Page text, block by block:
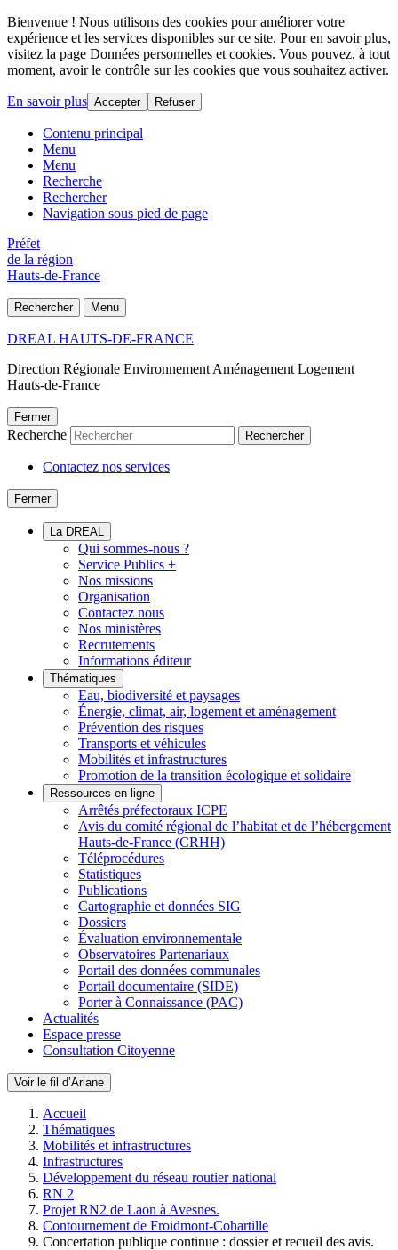
Bienvenue ! Nous utilisons des cookies pour améliorer votre
expérience et les services disponibles sur ce site. Pour en savoir plus,
visitez la page Données personnelles et cookies. Vous pouvez, à tout
moment, avoir le contrôle sur les cookies que vous souhaitez activer.
En savoir plus Accepter Refuser
Contenu principal
Menu
Menu
Recherche
Rechercher
Navigation sous pied de page
Préfet
de la région
Hauts-de-France
Rechercher Menu
DREAL HAUTS-DE-FRANCE
Direction Régionale Environnement Aménagement Logement
Hauts-de-France
Fermer
Recherche Rechercher
Contactez nos services
Fermer
La DREAL
Qui sommes-nous ?
Service Publics +
Nos missions
Organisation
Contactez nous
Nos ministères
Recrutements
Informations éditeur
Thématiques
Eau, biodiversité et paysages
Énergie, climat, air, logement et aménagement
Prévention des risques
Transports et véhicules
Mobilités et infrastructures
Promotion de la transition écologique et solidaire
Ressources en ligne
Arrêtés préfectoraux ICPE
Avis du comité régional de l’habitat et de l’hébergement
Hauts-de-France (CRHH)
Téléprocédures
Statistiques
Publications
Cartographie et données SIG
Dossiers
Évaluation environnementale
Observatoires Partenariaux
Portail des données communales
Portail documentaire (SIDE)
Porter à Connaissance (PAC)
Actualités
Espace presse
Consultation Citoyenne
Voir le fil d’Ariane
Accueil
Thématiques
Mobilités et infrastructures
Infrastructures
Développement du réseau routier national
RN 2
Projet RN2 de Laon à Avesnes.
Contournement de Froidmont-Cohartille
Concertation publique continue : dossier et recueil des avis.